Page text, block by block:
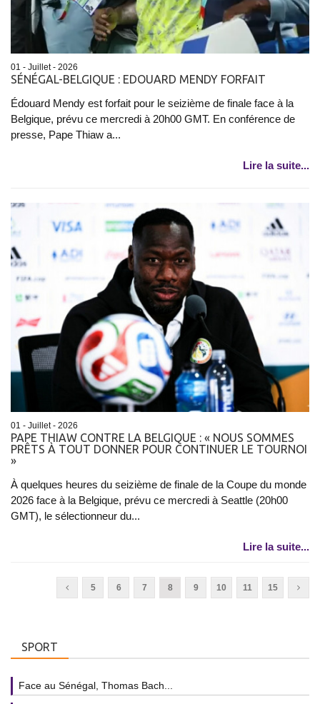
01 - Juillet - 2026
SÉNÉGAL-BELGIQUE : EDOUARD MENDY FORFAIT
Édouard Mendy est forfait pour le seizième de finale face à la
Belgique, prévu ce mercredi à 20h00 GMT. En conférence de
presse, Pape Thiaw a...
Lire la suite...
01 - Juillet - 2026
PAPE THIAW CONTRE LA BELGIQUE : « NOUS SOMMES
PRÊTS À TOUT DONNER POUR CONTINUER LE TOURNOI
»
À quelques heures du seizième de finale de la Coupe du monde
2026 face à la Belgique, prévu ce mercredi à Seattle (20h00
GMT), le sélectionneur du...
Lire la suite...
5 6 7 8 9 10 11 15
SPORT
Face au Sénégal, Thomas Bach...